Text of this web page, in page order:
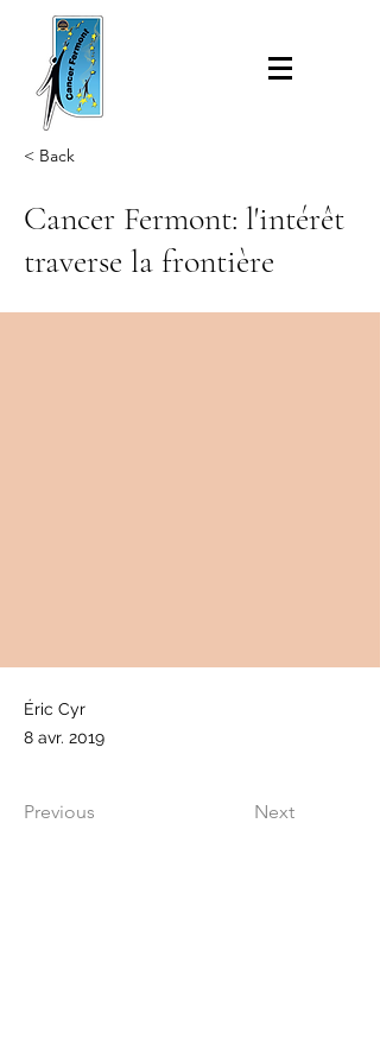
< Back
Cancer Fermont: l'intérêt
traverse la frontière
Éric Cyr
8 avr. 2019
Previous Next